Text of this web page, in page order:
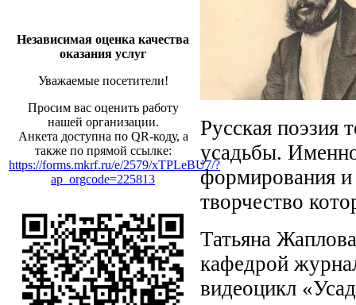
Независимая оценка качества
оказания услуг
Уважаемые посетители!
Просим вас оценить работу
нашей организации.
Анкета доступна по QR-коду, а
также по прямой ссылке:
https://forms.mkrf.ru/e/2579/xTPLeBU7/?
ap_orgcode=225813
Русская поэзия
усадьбы.
формирования и
творчество
Татьяна
кафедрой
видеоцикл